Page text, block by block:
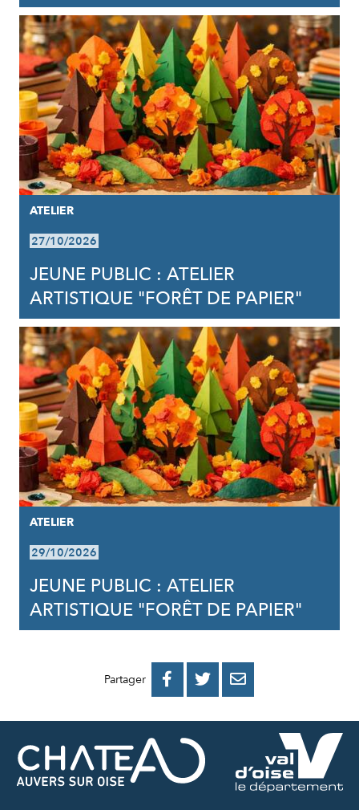
ATELIER
27/10/2026
JEUNE PUBLIC : ATELIER
ARTISTIQUE "FORÊT DE PAPIER"
ATELIER
29/10/2026
JEUNE PUBLIC : ATELIER
ARTISTIQUE "FORÊT DE PAPIER"
Partager 
PARTAGER
FACEBOOK
PARTAGER
PARTAGER
MAIL